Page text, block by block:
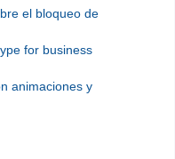
el bloqueo de
for business
animaciones y